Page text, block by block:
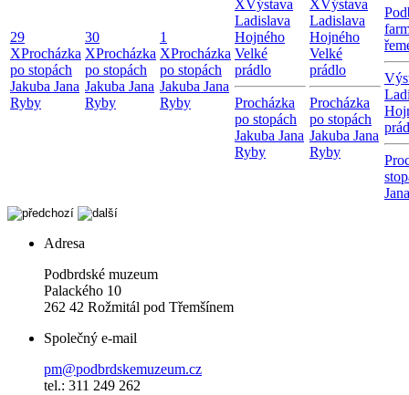
29
XProcházka
po stopách
Jakuba Jana
Ryby
30
XProcházka
po stopách
Jakuba Jana
Ryby
1
XProcházka
po stopách
Jakuba Jana
Ryby
XVýstava
Ladislava
Hojného
Velké
prádlo
Procházka
po stopách
Jakuba Jana
Ryby
XVýstava
Ladislava
Hojného
Velké
prádlo
Procházka
po stopách
Jakuba Jana
Ryby
Adresa
Podbrdské muzeum
Palackého 10
262 42 Rožmitál pod Třemšínem
Společný e-mail
pm@podbrdskemuzeum.cz
tel.: 311 249 262